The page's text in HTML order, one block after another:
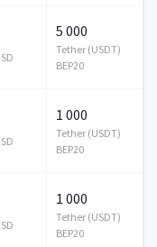
5 000
Tether (USDT)
BEP20
1 000
Tether (USDT)
BEP20
1 000
Tether (USDT)
BEP20